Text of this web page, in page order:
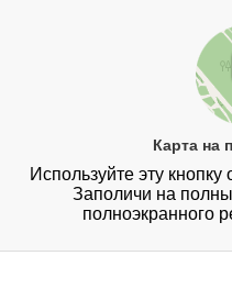
Карта на
Используйте эту
Заполичи на
полноэкранного